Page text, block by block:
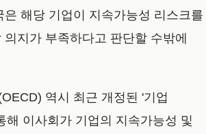
은 해당 기업이 지속가능성 리스크를
지가 부족하다고 판단할 수밖에
역시 최근 개정된 '기업
해 이사회가 기업의 지속가능성 및